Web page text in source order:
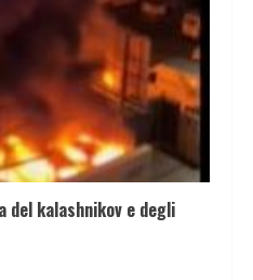
del kalashnikov e degli